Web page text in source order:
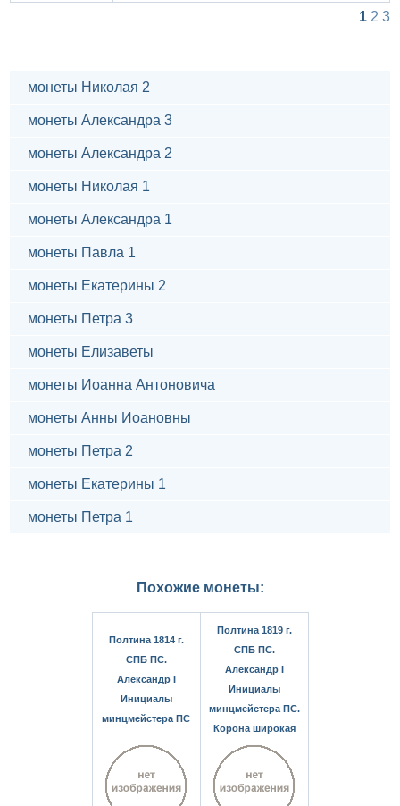
1 2 3
монеты Николая 2
монеты Александра 3
монеты Александра 2
монеты Николая 1
монеты Александра 1
монеты Павла 1
монеты Екатерины 2
монеты Петра 3
монеты Елизаветы
монеты Иоанна Антоновича
монеты Анны Иоановны
монеты Петра 2
монеты Екатерины 1
монеты Петра 1
Похожие монеты:
Полтина 1814 г.
СПБ ПС.
Александр I
Инициалы
минцмейстера ПС
Полтина 1819 г.
СПБ ПС.
Александр I
Инициалы
минцмейстера ПС.
Корона широкая